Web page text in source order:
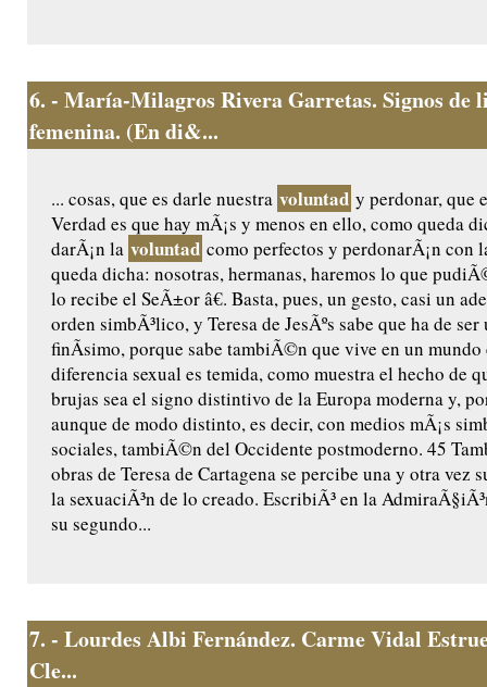
6. - María-Milagros Rivera Garretas. Signos de
femenina. (En di&...
... cosas, que es darle nuestra voluntad y perdonar, que
Verdad es que hay mÃ¡s y menos en ello, como queda
darÃ¡n la voluntad como perfectos y perdonarÃ¡n con
queda dicha: nosotras, hermanas, haremos lo que
lo recibe el SeÃ±or â€. Basta, pues, un gesto, casi un
orden simbÃ³lico, y Teresa de JesÃºs sabe que ha de ser
finÃ­simo, porque sabe tambiÃ©n que vive en un mundo
diferencia sexual es temida, como muestra el hecho de
brujas sea el signo distintivo de la Europa moderna y,
aunque de modo distinto, es decir, con medios mÃ¡s
sociales, tambiÃ©n del Occidente postmoderno. 45
obras de Teresa de Cartagena se percibe una y otra vez
la sexuaciÃ³n de lo creado. EscribiÃ³ en la
su segundo...
7. - Lourdes Albi Fernández. Carme Vidal
Cle...